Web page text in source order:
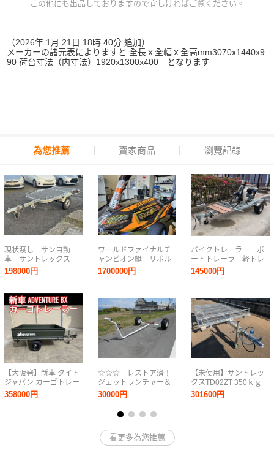
この他にも出品しておりますので宜しければご覧ください。
（2026年 1月 21日 18時 40分 追加）
メーカーの諸元表によりますと 全長ｘ全幅ｘ全高mm3070x1440x9
90 荷台寸法（内寸法）1920x1300x400 となります
為您推薦 賣家商品 瀏覽記錄
現状渡し サン自動
車 サントレックス
バイクトレーラー
250kg ソレックス マ
り 0523100
198000円
【大阪発】新車 タイト
ジャパン カーゴトレー
ラー アドベンチャーBX
軽トレーラー 予備検査
358000円
ワールドファイナルチ
ャンピオン艇 リボル
バー
1700000円
☆☆☆ レストア済！
ジェットランチャー＆
アルミボートドーリ
ー ☆☆☆
30000円
バイクトレーラー ボ
ートトレーラ 軽トレ
ーラー けん引
145000円
【未使用】サントレッ
クスTD02ZT 350ｋｇ
チェーンブレーキ ス
ノーモービル 水上オー
301600円
看更多為您推薦